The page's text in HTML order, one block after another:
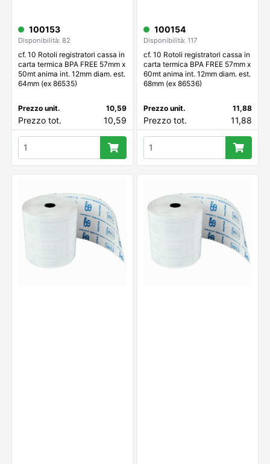
100153
Disponibilità: 82
cf. 10 Rotoli registratori cassa in
carta termica BPA FREE 57mm x
50mt anima int. 12mm diam. est.
64mm (ex 86535)
Prezzo unit. 10,59
Prezzo tot. 10,59
100154
Disponibilità: 117
cf. 10 Rotoli registratori cassa in
carta termica BPA FREE 57mm x
60mt anima int. 12mm diam. est.
68mm (ex 86536)
Prezzo unit. 11,88
Prezzo tot. 11,88